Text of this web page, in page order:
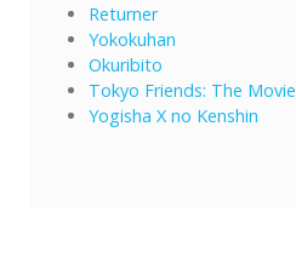
Returner
Yokokuhan
Okuribito
Tokyo Friends: The Movie
Yogisha X no Kenshin